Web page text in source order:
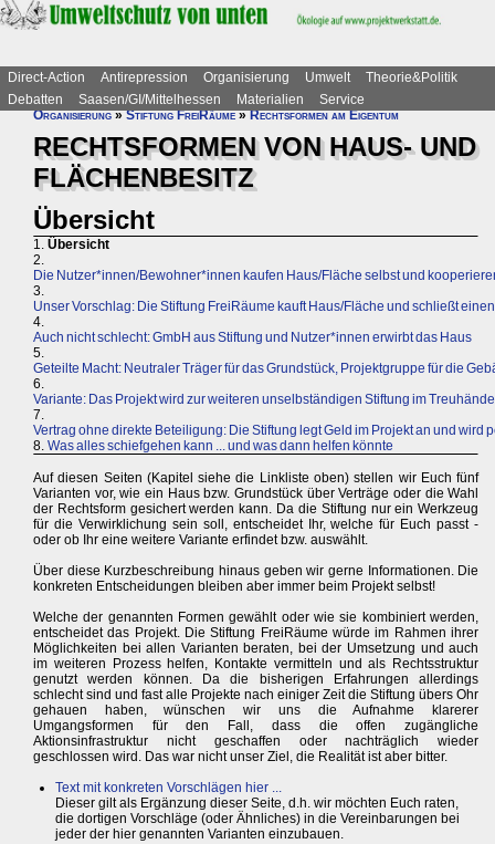
Direct-Action Antirepression Organisierung Umwelt
Theorie&Politik
Debatten
Saasen/GI/Mittelhessen Materialien
Service
Organisierung»Stiftung FreiRäume»Rechtsformen am Eigentum
RECHTSFORMEN VON HAUS- UND
FLÄCHENBESITZ
Übersicht
1. Übersicht
2.
Die Nutzer*innen/Bewohner*innen kaufen Haus/Fläche selbst und
3.
Unser Vorschlag: Die Stiftung FreiRäume kauft Haus/Fläche und schließt
4.
Auch nicht schlecht: GmbH aus Stiftung und Nutzer*innen erwirbt das Haus
5.
Geteilte Macht: Neutraler Träger für das Grundstück, Projektgruppe für die
6.
Variante: Das Projekt wird zur weiteren unselbständigen Stiftung im
7.
Vertrag ohne direkte Beteiligung: Die Stiftung legt Geld im Projekt an und wird
8. Was alles schiefgehen kann ... und was dann helfen könnte
Auf diesen Seiten (Kapitel siehe die Linkliste oben) stellen wir Euch fünf
Varianten vor, wie ein Haus bzw. Grundstück über Verträge oder die Wahl
der Rechtsform gesichert werden kann. Da die Stiftung nur ein Werkzeug
für die Verwirklichung sein soll, entscheidet Ihr, welche für Euch passt -
oder ob Ihr eine weitere Variante erfindet bzw. auswählt.
Über diese Kurzbeschreibung hinaus geben wir gerne Informationen. Die
konkreten Entscheidungen bleiben aber immer beim Projekt selbst!
Welche der genannten Formen gewählt oder wie sie kombiniert werden,
entscheidet das Projekt. Die Stiftung FreiRäume würde im Rahmen ihrer
Möglichkeiten bei allen Varianten beraten, bei der Umsetzung und auch
im weiteren Prozess helfen, Kontakte vermitteln und als Rechtsstruktur
genutzt werden können. Da die bisherigen Erfahrungen allerdings
schlecht sind und fast alle Projekte nach einiger Zeit die Stiftung übers Ohr
gehauen haben, wünschen wir uns die Aufnahme klarerer
Umgangsformen für den Fall, dass die offen zugängliche
Aktionsinfrastruktur nicht geschaffen oder nachträglich wieder
geschlossen wird. Das war nicht unser Ziel, die Realität ist aber bitter.
Text mit konkreten Vorschlägen hier ...
Dieser gilt als Ergänzung dieser Seite, d.h. wir möchten Euch raten,
die dortigen Vorschläge (oder Ähnliches) in die Vereinbarungen bei
jeder der hier genannten Varianten einzubauen.